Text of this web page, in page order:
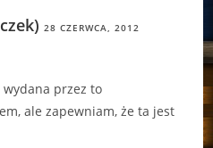
28 CZERWCA, 2012
wydana przez to
ale zapewniam, że ta jest